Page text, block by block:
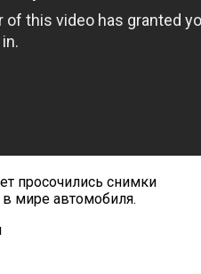
просочились снимки
мире автомобиля.